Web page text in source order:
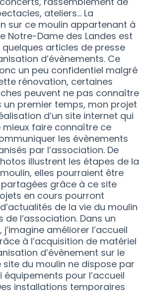
ateliers... La
sur ce moulin appartenant à
Notre-Dame des Landes est
articles de presse
d’évènements. Ce
un peu confidentiel malgré
rénovation, certaines
peuvent ne pas connaître
un premier temps, mon projet
d’un site internet qui
faire connaître ce
les évènements
par l’association. De
illustrent les étapes de la
elles pourraient être
grâce à ce site
en cours pourront
de la vie du moulin
l’association. Dans un
améliorer l’accueil
à l’acquisition de matériel
d’évènement sur le
site du moulin ne dispose par
pour l’accueil
installations temporaires